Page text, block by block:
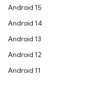
Android 15
Android 14
Android 13
Android 12
Android 11